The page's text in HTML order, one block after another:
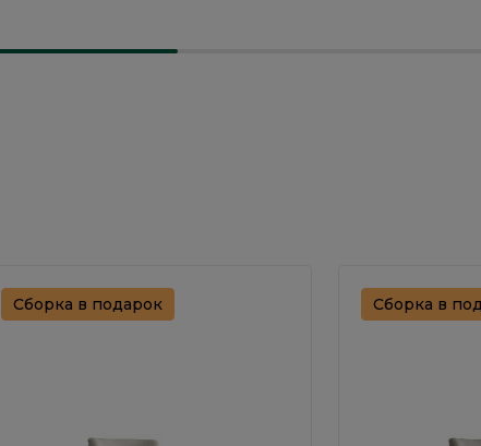
Сборка в подарок Сборка в